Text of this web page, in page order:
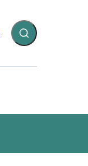
Fold søgefelt ud